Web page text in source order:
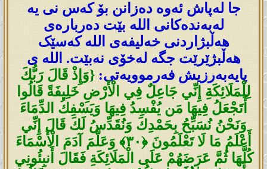
جا لەپاش ئەوە دەزانن بۆ کەس نی یە
لەبەندەکانی اللە بێت دەربارەی
ھەڵبژاردنی خەلیفەی اللە کەسێک
ھەڵبژێرێت جگە لەخۆی نەبێت. اللە ی
پایەبەرزیش فەرموویەتی:{وَإِذْ قَالَ رَ‌بُّكَ
لِلْمَلَائِكَةِ إِنِّي جَاعِلٌ فِي الْأَرْ‌ضِ خَلِيفَةً قَالُوا
أَتَجْعَلُ فِيهَا مَن يُفْسِدُ فِيهَا وَيَسْفِكُ الدِّمَاءَ
وَنَحْنُ نُسَبِّحُ بِحَمْدِكَ وَنُقَدِّسُ لَكَ قَالَ إِنِّي
أَعْلَمُ مَا لَا تَعْلَمُونَ ﴿٣٠﴾ وَعَلَّمَ آدَمَ الْأَسْمَاءَ
كُلَّهَا ثُمَّ عَرَ‌ضَهُمْ عَلَى الْمَلَائِكَةِ فَقَالَ أَنبِئُونِي